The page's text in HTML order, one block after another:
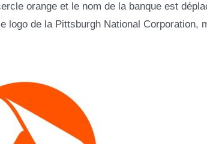
orange et le nom de la banque est
logo de la Pittsburgh National Corporation,